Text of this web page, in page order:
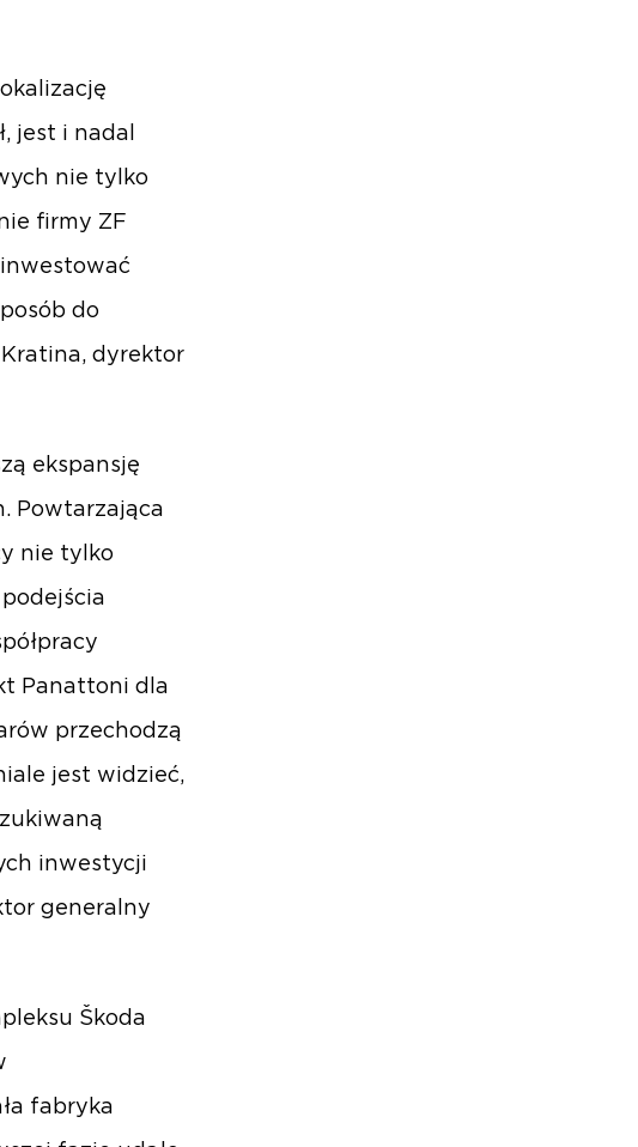
jest i nadal
nie tylko
firmy ZF
do
dyrektor
ekspansję
Powtarzająca
nie tylko
Panattoni dla
przechodzą
jest widzieć,
inwestycji
generalny
Škoda
fabryka